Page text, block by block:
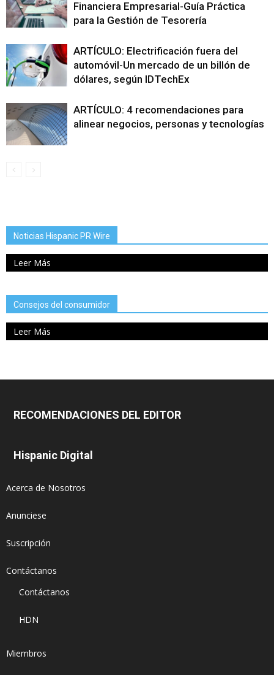
Financiera Empresarial-Guía Práctica
para la Gestión de Tesorería
ARTÍCULO: Electrificación fuera del
automóvil-Un mercado de un billón de
dólares, según IDTechEx
ARTÍCULO: 4 recomendaciones para
alinear negocios, personas y tecnologías
Noticias Hispanic PR Wire
Leer Más
Consejos del consumidor
Leer Más
RECOMENDACIONES DEL EDITOR
Hispanic Digital
Acerca de Nosotros
Anunciese
Suscripción
Contáctanos
Contáctanos
HDN
Miembros